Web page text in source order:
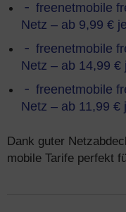
freenetmobile
Netz – ab 9,99 €
freenetmobile
Netz – ab 14,99 €
freenetmobile
Netz – ab 11,99 €
Dank guter
mobile Tarife perfekt